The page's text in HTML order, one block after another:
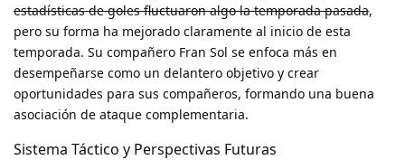
estadísticas de goles fluctuaron algo la temporada pasada,
pero su forma ha mejorado claramente al inicio de esta
temporada. Su compañero Fran Sol se enfoca más en
desempeñarse como un delantero objetivo y crear
oportunidades para sus compañeros, formando una buena
asociación de ataque complementaria.
Sistema Táctico y Perspectivas Futuras